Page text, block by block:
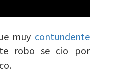
muycontundente
robo se dio por